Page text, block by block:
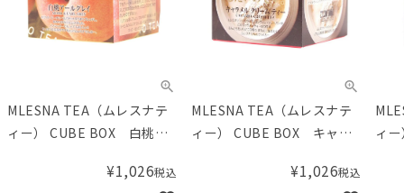
MLESNA TEA（ムレスナテ
ィー） CUBE BOX 白桃ア
¥1,026税込
MLESNA TEA（ムレスナテ
ィー） CUBE BOX キャラ
¥1,026税込
ィ